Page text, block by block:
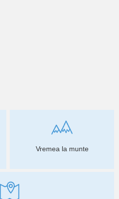
Vremea la munte